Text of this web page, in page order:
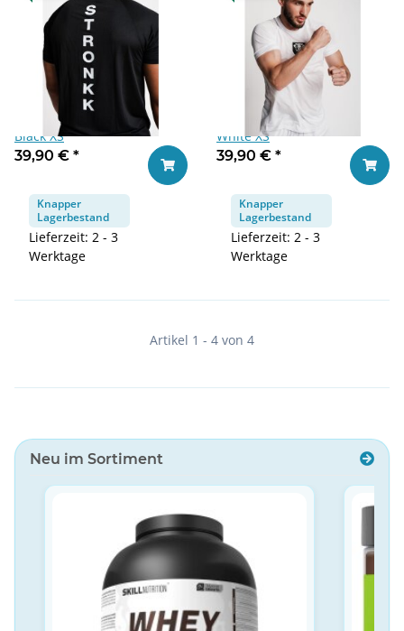
Stronkk PerformanceT-shirt
Black XS
39,90 € *
Knapper
Lagerbestand
Lieferzeit: 2 - 3
Werktage
In den Warenkorb
Stronkk PerformanceT-shirt
White XS
39,90 € *
Knapper
Lagerbestand
Lieferzeit: 2 - 3
Werktage
In
Artikel 1 - 4 von 4
Neu im Sortiment